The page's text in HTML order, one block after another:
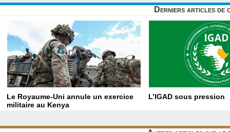
Derniers articles de
Le Royaume-Uni annule un exercice
militaire au Kenya
L’IGAD sous pression